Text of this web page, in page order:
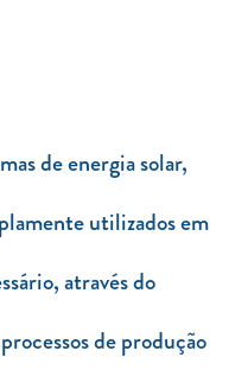
de energia solar,
utilizados em
através do
de produção